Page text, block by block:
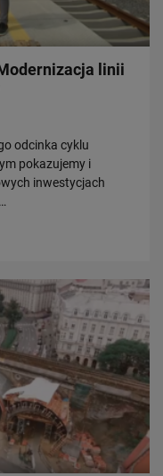
linii
odcinka cyklu
pokazujemy i
inwestycjach